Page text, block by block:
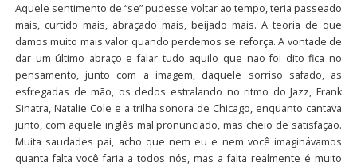
Aquele sentimento de “se” pudesse voltar ao tempo, teria passeado
mais, curtido mais, abraçado mais, beijado mais. A teoria de que
damos muito mais valor quando perdemos se reforça. A vontade de
dar um último abraço e falar tudo aquilo que nao foi dito fica no
pensamento, junto com a imagem, daquele sorriso safado, as
esfregadas de mão, os dedos estralando no ritmo do Jazz, Frank
Sinatra, Natalie Cole e a trilha sonora de Chicago, enquanto cantava
junto, com aquele inglês mal pronunciado, mas cheio de satisfação.
Muita saudades pai, acho que nem eu e nem você imaginávamos
quanta falta você faria a todos nós, mas a falta realmente é muito